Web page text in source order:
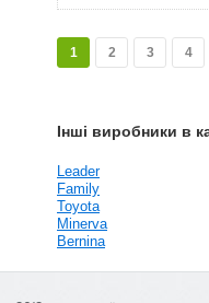
1 2 3 4
Інші виробники в
Leader
Family
Toyota
Minerva
Bernina